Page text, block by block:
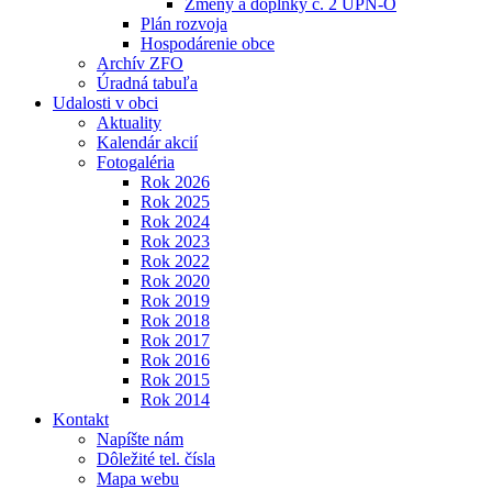
Zmeny a doplnky č. 2 ÚPN-O
Plán rozvoja
Hospodárenie obce
Archív ZFO
Úradná tabuľa
Udalosti v obci
Aktuality
Kalendár akcií
Fotogaléria
Rok 2026
Rok 2025
Rok 2024
Rok 2023
Rok 2022
Rok 2020
Rok 2019
Rok 2018
Rok 2017
Rok 2016
Rok 2015
Rok 2014
Kontakt
Napíšte nám
Dôležité tel. čísla
Mapa webu